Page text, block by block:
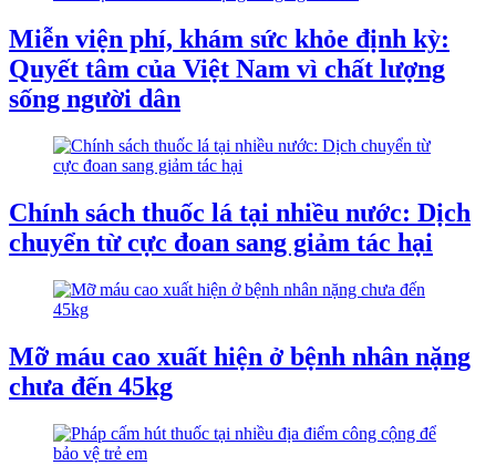
Miễn viện phí, khám sức khỏe định kỳ:
Quyết tâm của Việt Nam vì chất lượng
sống người dân
Chính sách thuốc lá tại nhiều nước: Dịch
chuyển từ cực đoan sang giảm tác hại
Mỡ máu cao xuất hiện ở bệnh nhân nặng
chưa đến 45kg